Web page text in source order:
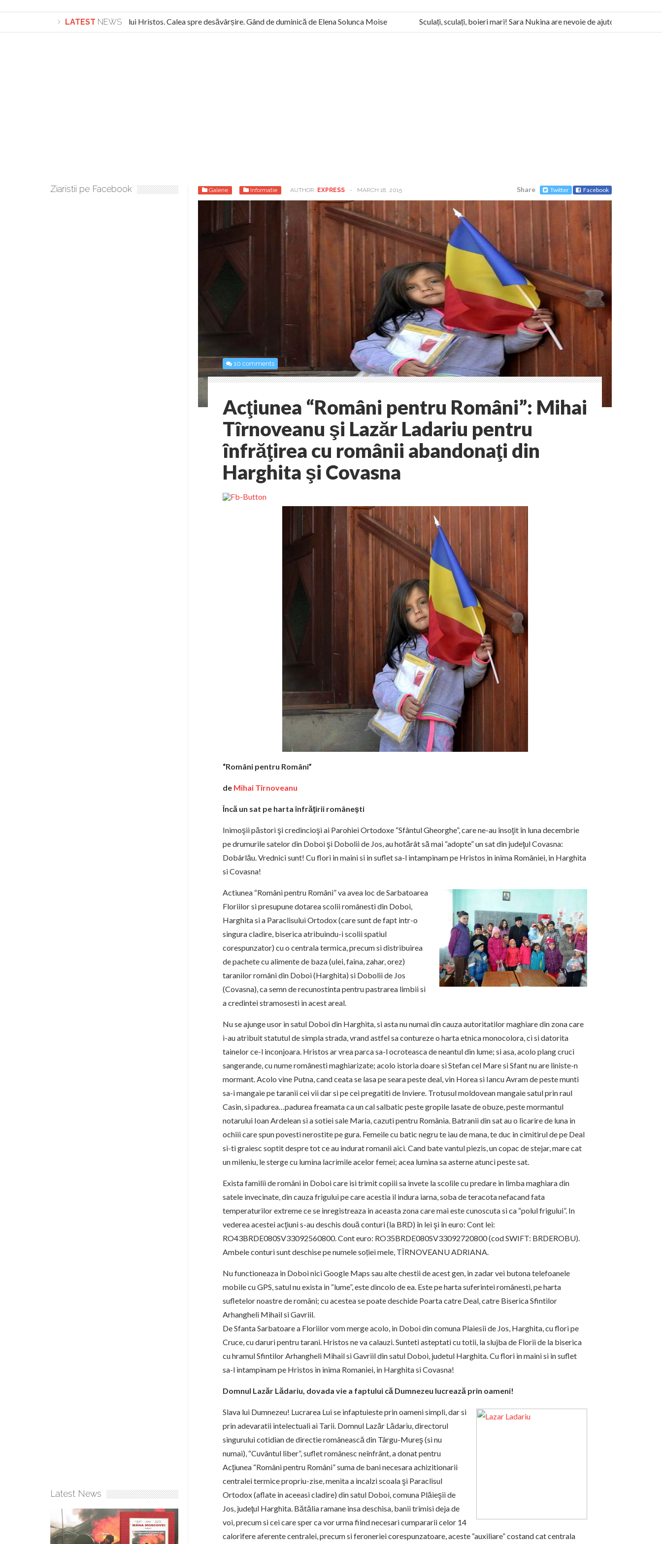
LATEST NEWS
Lepădarea de sine și urmarea lui Hristos. Calea spre desăvârșire. Gând de duminică de Elena Solunca Moise
Sculați, sculați, boieri mari! Sara Nukina are nevoie de ajutorul nostru!
Turnătorul DIE Lucian Boia înjură din nou poporul român: “românii sunt slavi, nu latini”. Fostul agent ceaușist de la Humanitas militează pentru federalizarea României
Galerie Informatie AUTHOR: EXPRESS - MARCH 18, 2015 Share Twitter Facebook
10 comments
Acţiunea “Români pentru Români”: Mihai
Tîrnoveanu şi Lazăr Ladariu pentru
înfrăţirea cu românii abandonaţi din
Harghita şi Covasna
“Români pentru Români”
de Mihai Tîrnoveanu
Încă un sat pe harta înfrăţirii româneşti
Inimoşii păstori şi credincioşi ai Parohiei Ortodoxe “Sfântul Gheorghe”, care ne-au însoţit în luna decembrie
pe drumurile satelor din Doboi şi Dobolii de Jos, au hotărât să mai “adopte” un sat din judeţul Covasna:
Dobârlău. Vrednici sunt! Cu flori in maini si in suflet sa-l intampinam pe Hristos in inima României, in Harghita
si Covasna!
Actiunea “Români pentru Români” va avea loc de Sarbatoarea
Floriilor si presupune dotarea scolii românesti din Doboi,
Harghita si a Paraclisului Ortodox (care sunt de fapt intr-o
singura cladire, biserica atribuindu-i scolii spatiul
corespunzator) cu o centrala termica, precum si distribuirea
de pachete cu alimente de baza (ulei, faina, zahar, orez)
taranilor români din Doboi (Harghita) si Dobolii de Jos
(Covasna), ca semn de recunostinta pentru pastrarea limbii si
a credintei stramosesti in acest areal.
Nu se ajunge usor in satul Doboi din Harghita, si asta nu numai din cauza autoritatilor maghiare din zona care
i-au atribuit statutul de simpla strada, vrand astfel sa contureze o harta etnica monocolora, ci si datorita
tainelor ce-l inconjoara. Hristos ar vrea parca sa-l ocroteasca de neantul din lume; si asa, acolo plang cruci
sangerande, cu nume românesti maghiarizate; acolo istoria doare si Stefan cel Mare si Sfant nu are liniste-n
mormant. Acolo vine Putna, cand ceata se lasa pe seara peste deal, vin Horea si Iancu Avram de peste munti
sa-i mangaie pe taranii cei vii dar si pe cei pregatiti de Inviere. Trotusul moldovean mangaie satul prin raul
Casin, si padurea…padurea freamata ca un cal salbatic peste gropile lasate de obuze, peste mormantul
notarului Ioan Ardelean si a sotiei sale Maria, cazuti pentru România. Batranii din sat au o licarire de luna in
ochiii care spun povesti nerostite pe gura. Femeile cu batic negru te iau de mana, te duc in cimitirul de pe Deal
si-ti graiesc soptit despre tot ce au indurat romanii aici. Cand bate vantul piezis, un copac de stejar, mare cat
un mileniu, le sterge cu lumina lacrimile acelor femei; acea lumina sa asterne atunci peste sat.
Exista familii de români in Doboi care isi trimit copiii sa invete la scolile cu predare in limba maghiara din
satele invecinate, din cauza frigului pe care acestia il indura iarna, soba de teracota nefacand fata
temperaturilor extreme ce se inregistreaza in aceasta zona care mai este cunoscuta si ca “polul frigului”. In
vederea acestei acţiuni s-au deschis două conturi (la BRD) în lei şi în euro: Cont lei:
RO43BRDE080SV33092560800. Cont euro: RO35BRDE080SV33092720800 (cod SWIFT: BRDEROBU).
Ambele conturi sunt deschise pe numele soției mele, TÎRNOVEANU ADRIANA.
Nu functioneaza in Doboi nici Google Maps sau alte chestii de acest gen, in zadar vei butona telefoanele
mobile cu GPS, satul nu exista in “lume”, este dincolo de ea. Este pe harta suferintei românesti, pe harta
sufletelor noastre de români; cu acestea se poate deschide Poarta catre Deal, catre Biserica Sfintilor
Arhangheli Mihail si Gavriil.
De Sfanta Sarbatoare a Floriilor vom merge acolo, in Doboi din comuna Plaiesii de Jos, Harghita, cu flori pe
Cruce, cu daruri pentru tarani. Hristos ne va calauzi. Sunteti asteptati cu totii, la slujba de Florii de la biserica
cu hramul Sfintilor Arhangheli Mihail si Gavriil din satul Doboi, judetul Harghita. Cu flori in maini si in suflet
sa-l intampinam pe Hristos in inima Romaniei, in Harghita si Covasna!
Domnul Lazăr Lădariu, dovada vie a faptului că Dumnezeu lucrează prin oameni!
Slava lui Dumnezeu! Lucrarea Lui se infaptuieste prin oameni simpli, dar si
prin adevaratii intelectuali ai Tarii. Domnul Lazăr Lădariu, directorul
singurului cotidian de directie românească din Târgu-Mureş (si nu
numai), “Cuvântul liber”, suflet românesc neînfrânt, a donat pentru
Acţiunea “Români pentru Români” suma de bani necesara achizitionarii
centralei termice propriu-zise, menita a incalzi scoala şi Paraclisul
Ortodox (aflate in aceeasi cladire) din satul Doboi, comuna Plăieşii de
Jos, judeţul Harghita. Bătălia ramane insa deschisa, banii trimisi deja de
voi, precum si cei care sper ca vor urma fiind necesari cumpararii celor 14
calorifere aferente centralei, precum si feroneriei corespunzatoare, aceste “auxiliare” costand cat centrala
Ziaristii pe Facebook
Latest News